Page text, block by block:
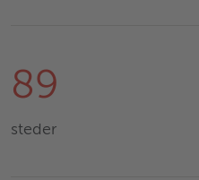
89
steder